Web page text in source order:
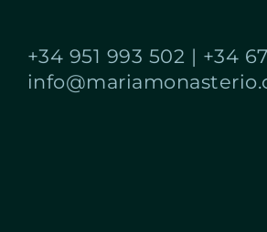
+34 951 993 502 | +34